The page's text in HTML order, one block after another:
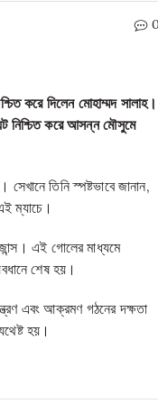
করে দিলেন মোহাম্মদ সালাহ।
নিশ্চিত করে আসন্ন মৌসুমে
তিনি স্পষ্টভাবে জানান,
ম্যাচে।
এই গোলের মাধ্যমে
শেষ হয়।
এবং আক্রমণ গঠনের দক্ষতা
হয়।